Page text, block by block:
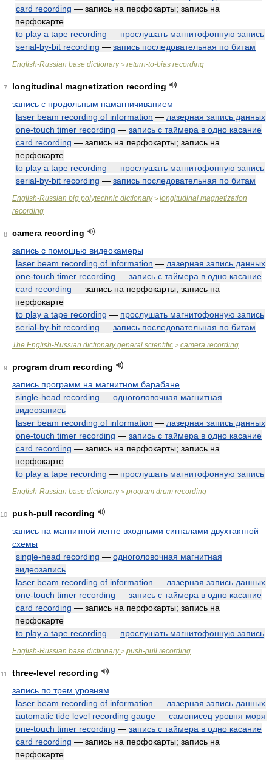
card recording — запись на перфокарты; запись на
перфокарте
to play a tape recording — прослушать магнитофонную запись
serial-by-bit recording — запись последовательная по битам
English-Russian base dictionary> return-to-bias recording
7
longitudinal magnetization recording
запись с продольным намагничиванием
laser beam recording of information — лазерная запись данных
one-touch timer recording — запись с таймера в одно касание
card recording — запись на перфокарты; запись на
перфокарте
to play a tape recording — прослушать магнитофонную запись
serial-by-bit recording — запись последовательная по битам
English-Russian big polytechnic dictionary> longitudinal magnetization
recording
8
camera recording
запись с помощью видеокамеры
laser beam recording of information — лазерная запись данных
one-touch timer recording — запись с таймера в одно касание
card recording — запись на перфокарты; запись на
перфокарте
to play a tape recording — прослушать магнитофонную запись
serial-by-bit recording — запись последовательная по битам
The English-Russian dictionary general scientific > camera recording
9
program drum recording
запись программ на магнитном барабане
single-head recording — одноголовочная магнитная
видеозапись
laser beam recording of information — лазерная запись данных
one-touch timer recording — запись с таймера в одно касание
card recording — запись на перфокарты; запись на
перфокарте
to play a tape recording — прослушать магнитофонную запись
English-Russian base dictionary> program drum recording
10
push-pull recording
запись на магнитной ленте входными сигналами двухтактной
схемы
single-head recording — одноголовочная магнитная
видеозапись
laser beam recording of information — лазерная запись данных
one-touch timer recording — запись с таймера в одно касание
card recording — запись на перфокарты; запись на
перфокарте
to play a tape recording — прослушать магнитофонную запись
English-Russian base dictionary> push-pull recording
11
three-level recording
запись по трем уровням
laser beam recording of information — лазерная запись данных
automatic tide level recording gauge — самописец уровня моря
one-touch timer recording — запись с таймера в одно касание
card recording — запись на перфокарты; запись на
перфокарте